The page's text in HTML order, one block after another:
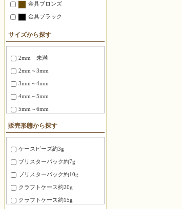
金具ブロンズ
金具ブラック
サイズから探す
2mm 未満
2mm～3mm
3mm～4mm
4mm～5mm
5mm～6mm
6～8mm
1.5X3mm ～ 1.8X6mm
2.0X6 mm ～ 2.5X12mm
2.7X12mm ～ 3.4X20mm
3X3X3mm
4X4X4mm
3.0X20mm ～ 4.0X10mm
販売形態から探す
ケースビーズ約3g
ブリスターパック約7g
ブリスターパック約10g
クラフトケース約20g
クラフトケース約15g